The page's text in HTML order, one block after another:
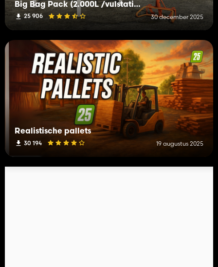
Big Bag Pack (2.000L /vulstation)
25 906 30 december 2025
Realistische pallets
30 194 19 augustus 2025